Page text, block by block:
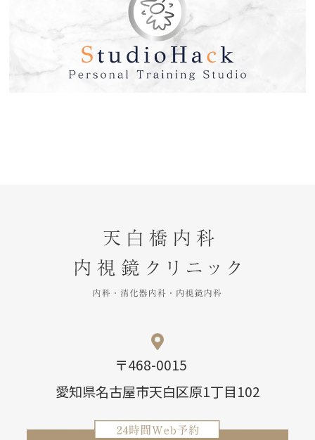
〒468-0015
愛知県名古屋市天白区原1丁目102